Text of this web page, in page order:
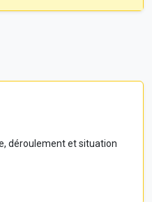
déroulement et situation